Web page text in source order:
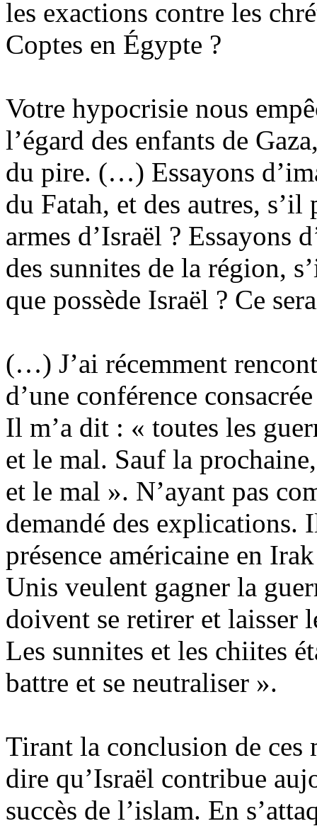
les exactions contre les
Coptes en Égypte ?
Votre hypocrisie nous
l’égard des enfants de
du pire. (…) Essayons
du Fatah, et des autres,
armes d’Israël ? Essayons
des sunnites de la région,
que possède Israël ? Ce
(…) J’ai récemment
d’une conférence
Il m’a dit : « toutes les
et le mal. Sauf la
et le mal ». N’ayant pas
demandé des explications.
présence américaine en
Unis veulent gagner la
doivent se retirer et laisser
Les sunnites et les chiites
battre et se neutraliser ».
Tirant la conclusion de ces
dire qu’Israël contribue
succès de l’islam. En